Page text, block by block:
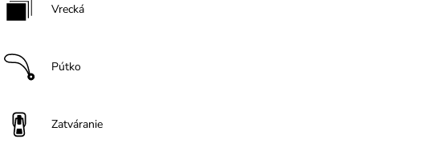
Vrecká
Pútko
Zatváranie